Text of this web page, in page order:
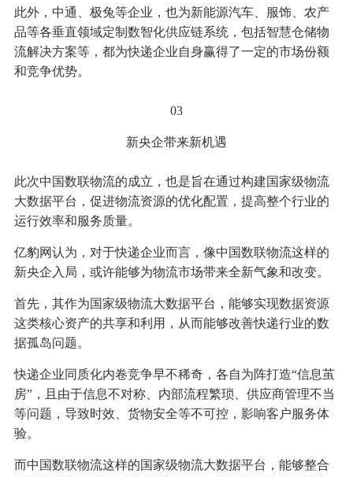
此外，中通、极兔等企业，也为新能源汽车、服饰、农产
品等各垂直领域定制数智化供应链系统，包括智慧仓储物
流解决方案等，都为快递企业自身赢得了一定的市场份额
和竞争优势。
03‍
新央企带来新机遇
此次中国数联物流的成立，也是旨在通过构建国家级物流
大数据平台，促进物流资源的优化配置，提高整个行业的
运行效率和服务质量。
亿豹网认为，对于快递企业而言，像中国数联物流这样的
新央企入局，或许能够为物流市场带来全新气象和改变。
首先，其作为国家级物流大数据平台，能够实现数据资源
这类核心资产的共享和利用，从而能够改善快递行业的数
据孤岛问题。
快递企业同质化内卷竞争早不稀奇，各自为阵打造“信息茧
房”，且由于信息不对称、内部流程繁琐、供应商管理不当
等问题，导致时效、货物安全等不可控，影响客户服务体
验。
而中国数联物流这样的国家级物流大数据平台，能够整合